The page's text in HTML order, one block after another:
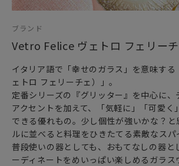
ブランド
Vetro Felice ヴェトロ フェリー
イタリア語で「幸せのガラス」を意味す
ェトロ フェリーチェ）」。
定番シリーズの『グリッター』を中心に、
アクセントを加えて、「気軽に」「可愛く
できる優れもの。少し個性が強いかな？
ルに並べると料理をひきたてる素敵なスパ
普段使いの器としても、おもてなしの器と
ーディネートをめいっぱい楽しめるガラス